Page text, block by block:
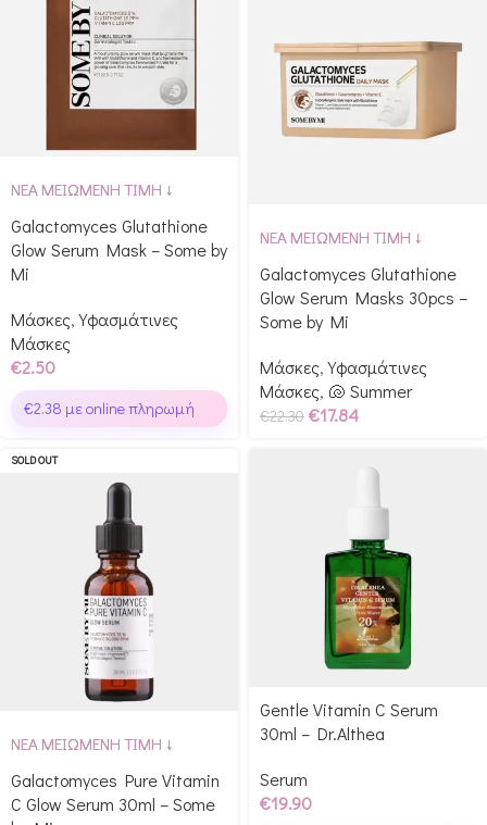
ΝΕΑ ΜΕΙΩΜΕΝΗ ΤΙΜΗ ↓
Galactomyces Glutathione
Glow Serum Mask – Some by
Mi
Μάσκες, Υφασμάτινες
Μάσκες
€2.50
€2.38 με online πληρωμή
ΝΕΑ ΜΕΙΩΜΕΝΗ ΤΙΜΗ ↓
Galactomyces Glutathione
Glow Serum Masks 30pcs –
Some by Mi
Μάσκες, Υφασμάτινες
Μάσκες, 🐚 Summer
€22.30 €17.84
SOLD OUT
ΝΕΑ ΜΕΙΩΜΕΝΗ ΤΙΜΗ ↓
Galactomyces Pure Vitamin
C Glow Serum 30ml – Some
Gentle Vitamin C Serum
30ml – Dr.Althea
Serum
€19.90